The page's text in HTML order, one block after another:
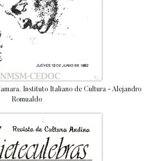
Instituto Italiano de Cultura - Alejandro
Romualdo